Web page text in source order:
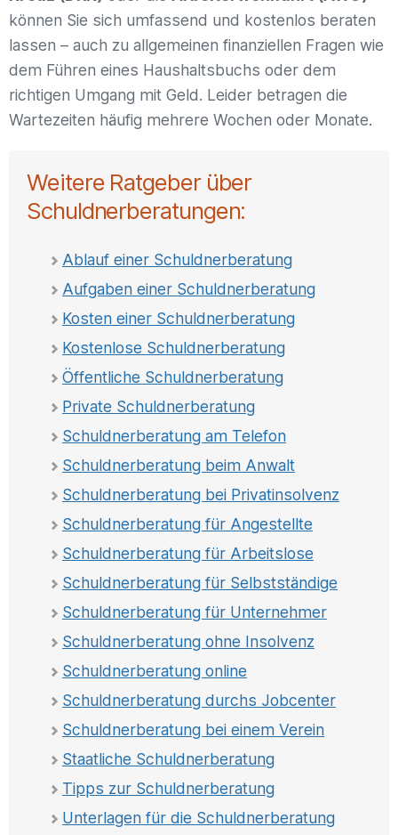
können Sie sich umfassend und kostenlos beraten
lassen – auch zu allgemeinen finanziellen Fragen wie
dem Führen eines Haushaltsbuchs oder dem
richtigen Umgang mit Geld. Leider betragen die
Wartezeiten häufig mehrere Wochen oder Monate.
Weitere Ratgeber über
Schuldnerberatungen:
Ablauf einer Schuldnerberatung
Aufgaben einer Schuldnerberatung
Kosten einer Schuldnerberatung
Kostenlose Schuldnerberatung
Öffentliche Schuldnerberatung
Private Schuldnerberatung
Schuldnerberatung am Telefon
Schuldnerberatung beim Anwalt
Schuldnerberatung bei Privatinsolvenz
Schuldnerberatung für Angestellte
Schuldnerberatung für Arbeitslose
Schuldnerberatung für Selbstständige
Schuldnerberatung für Unternehmer
Schuldnerberatung ohne Insolvenz
Schuldnerberatung online
Schuldnerberatung durchs Jobcenter
Schuldnerberatung bei einem Verein
Staatliche Schuldnerberatung
Tipps zur Schuldnerberatung
Unterlagen für die Schuldnerberatung